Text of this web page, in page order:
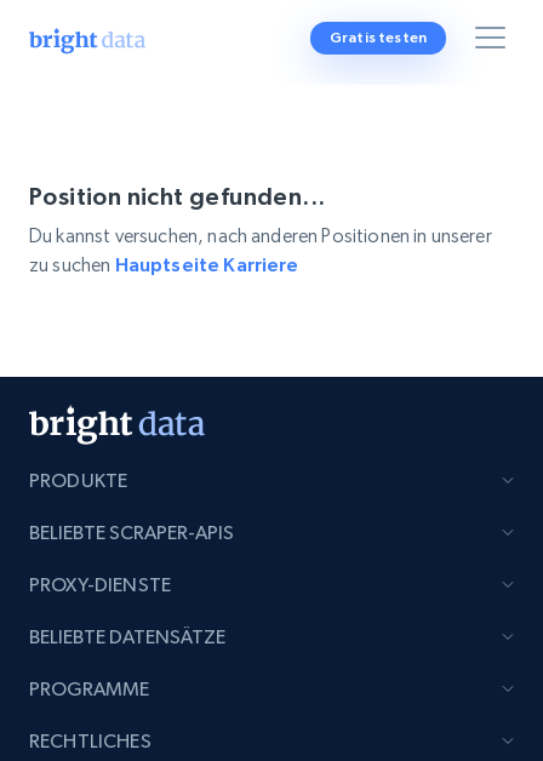
Gratis testen
Position nicht gefunden...
Du kannst versuchen, nach anderen Positionen in unserer
zu suchen Hauptseite Karriere
PRODUKTE
BELIEBTE SCRAPER-APIS
PROXY-DIENSTE
BELIEBTE DATENSÄTZE
PROGRAMME
RECHTLICHES